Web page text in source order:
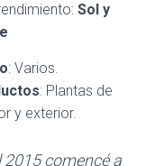
Sol y
: Varios.
: Plantas de
y exterior.
2015 comencé a